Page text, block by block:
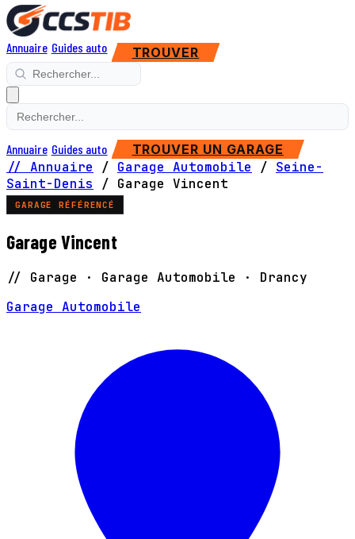
Annuaire Guides auto TROUVER
Annuaire Guides auto TROUVER UN GARAGE
// Annuaire / Garage Automobile / Seine-
Saint-Denis
/ Garage Vincent
GARAGE RÉFÉRENCÉ
Garage Vincent
// Garage · Garage Automobile · Drancy
Garage Automobile